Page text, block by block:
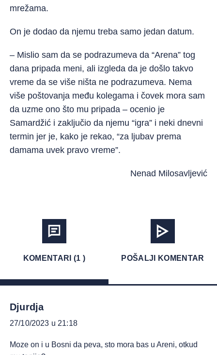
mrežama.
On je dodao da njemu treba samo jedan datum.
– Mislio sam da se podrazumeva da “Arena” tog
dana pripada meni, ali izgleda da je došlo takvo
vreme da se više ništa ne podrazumeva. Nema
više poštovanja među kolegama i čovek mora sam
da uzme ono što mu pripada – ocenio je
Samardžić i zaključio da njemu “igra” i neki dnevni
termin jer je, kako je rekao, “za ljubav prema
damama uvek pravo vreme”.
Nenad Milosavljević
KOMENTARI (1 ) POŠALJI KOMENTAR
Djurdja
27/10/2023 u 21:18
Moze on i u Bosni da peva, sto mora bas u Areni, otkud